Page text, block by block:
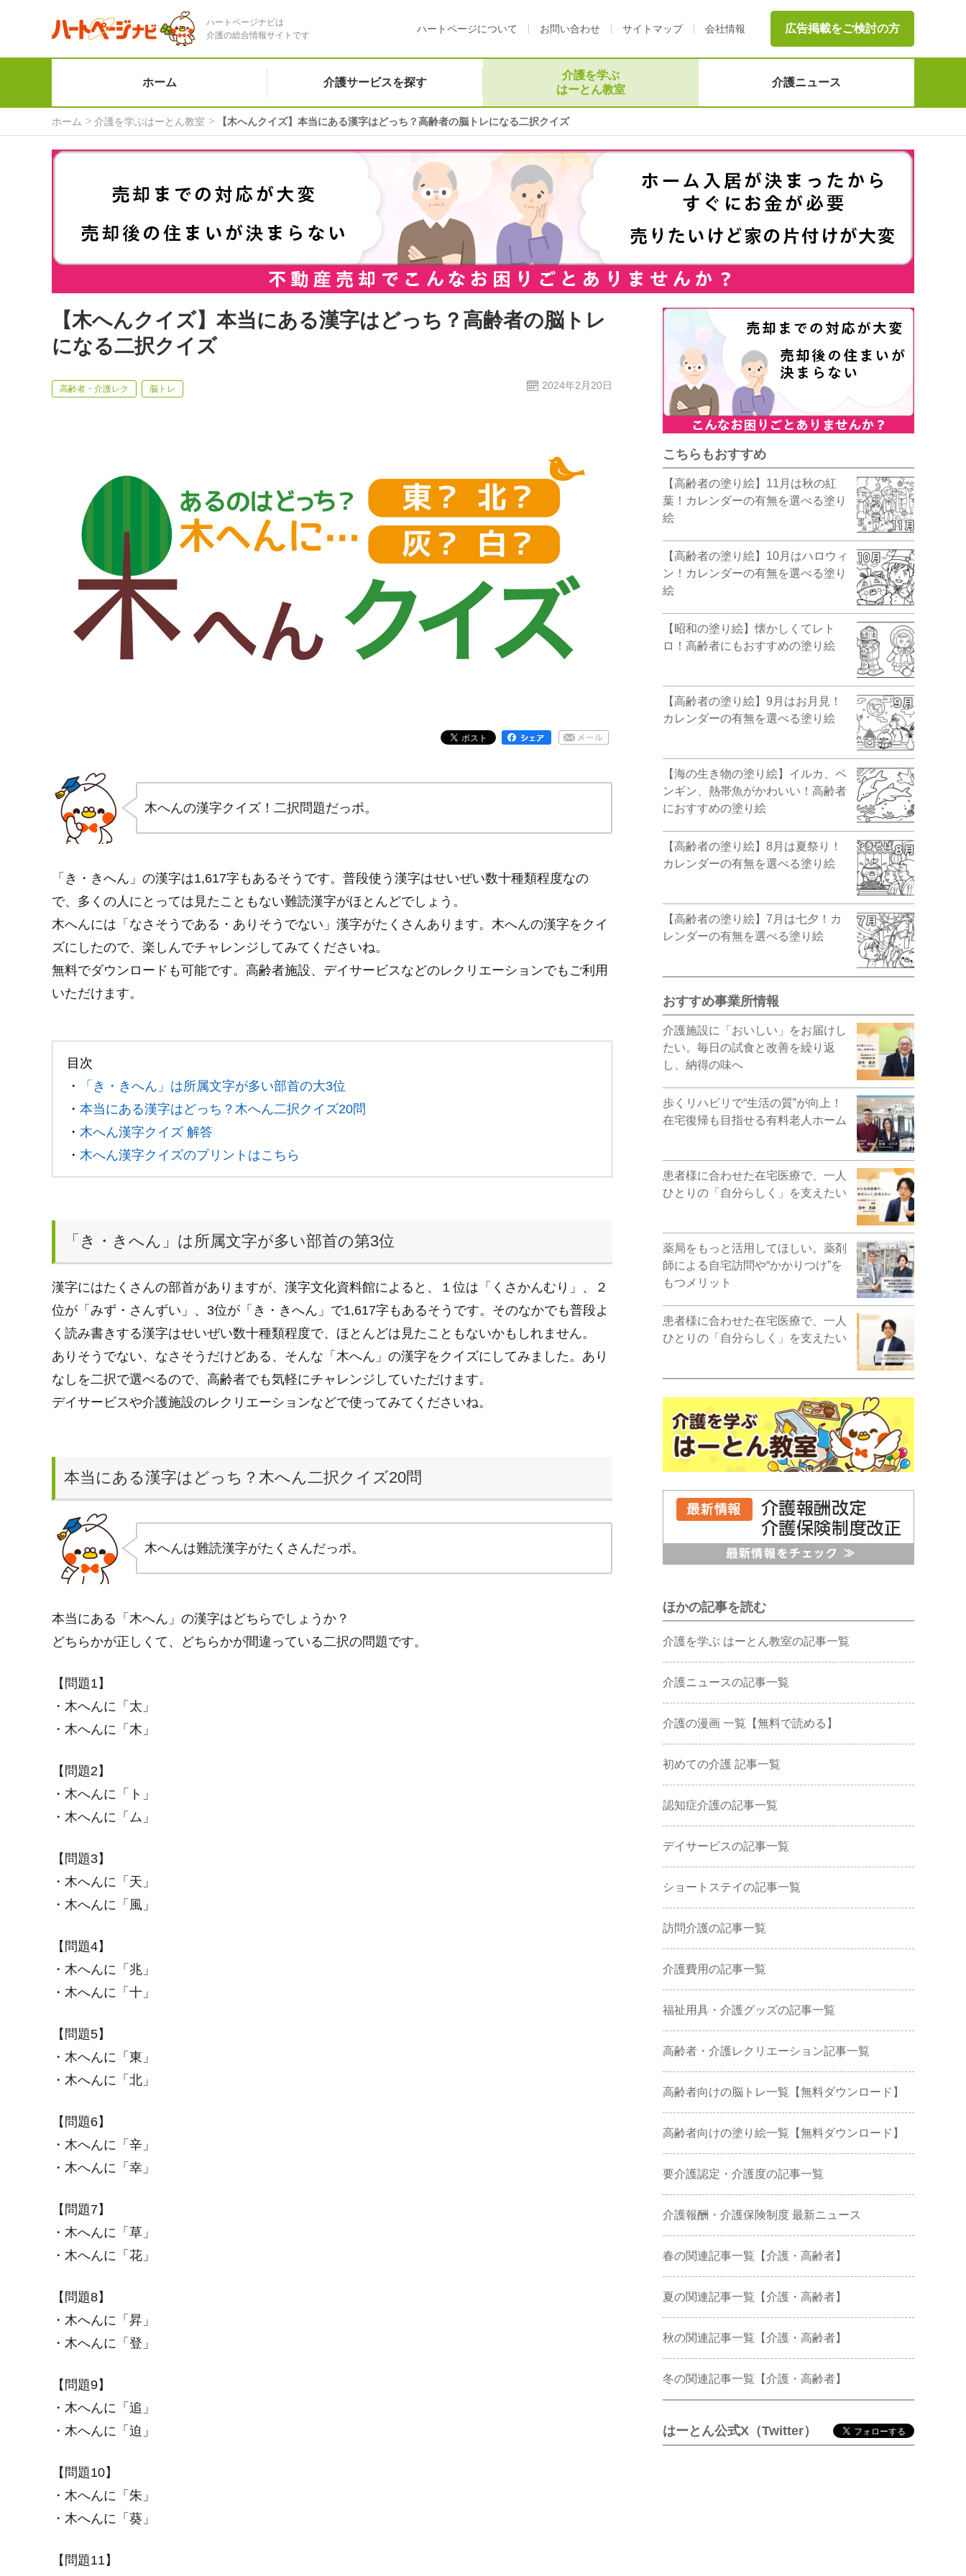
ハートページナビは
介護の総合情報サイトです
ハートページについて お問い合わせ サイトマップ 会社情報 広告掲載をご検討の方
ホーム 介護サービスを探す
介護を学ぶ
はーとん教室
介護ニュース
ホーム 介護を学ぶはーとん教室 【木へんクイズ】本当にある漢字はどっち？高齢者の脳トレになる二択クイズ
【木へんクイズ】本当にある漢字はどっち？高齢者の脳トレ
になる二択クイズ
高齢者・介護レク 脳トレ 2024年2月20日
木へんの漢字クイズ！二択問題だっポ。
「き・きへん」の漢字は1,617字もあるそうです。普段使う漢字はせいぜい数十種類程度なの
で、多くの人にとっては見たこともない難読漢字がほとんどでしょう。
木へんには「なさそうである・ありそうでない」漢字がたくさんあります。木へんの漢字をクイ
ズにしたので、楽しんでチャレンジしてみてくださいね。
無料でダウンロードも可能です。高齢者施設、デイサービスなどのレクリエーションでもご利用
いただけます。
目次
・
「き・きへん」は所属文字が多い部首の大3位
・ 本当にある漢字はどっち？木へん二択クイズ20問
・ 木へん漢字クイズ 解答
・ 木へん漢字クイズのプリントはこちら
「き・きへん」は所属文字が多い部首の第3位
漢字にはたくさんの部首がありますが、漢字文化資料館によると、１位は「くさかんむり」、２
位が「みず・さんずい」、3位が「き・きへん」で1,617字もあるそうです。そのなかでも普段よ
く読み書きする漢字はせいぜい数十種類程度で、ほとんどは見たこともないかもしれません。
ありそうでない、なさそうだけどある、そんな「木へん」の漢字をクイズにしてみました。あり
なしを二択で選べるので、高齢者でも気軽にチャレンジしていただけます。
デイサービスや介護施設のレクリエーションなどで使ってみてくださいね。
本当にある漢字はどっち？木へん二択クイズ20問
木へんは難読漢字がたくさんだっポ。
本当にある「木へん」の漢字はどちらでしょうか？
どちらかが正しくて、どちらかが間違っている二択の問題です。
【問題1】
・木へんに「太」
・木へんに「木」
【問題2】
・木へんに「ト」
・木へんに「ム」
【問題3】
・木へんに「天」
・木へんに「風」
【問題4】
・木へんに「兆」
・木へんに「十」
【問題5】
・木へんに「東」
・木へんに「北」
【問題6】
・木へんに「辛」
・木へんに「幸」
【問題7】
・木へんに「草」
・木へんに「花」
【問題8】
・木へんに「昇」
・木へんに「登」
【問題9】
・木へんに「追」
・木へんに「迫」
【問題10】
・木へんに「朱」
・木へんに「葵」
【問題11】
こちらもおすすめ
【高齢者の塗り絵】11月は秋の紅
葉！カレンダーの有無を選べる塗り
絵
【高齢者の塗り絵】10月はハロウィ
ン！カレンダーの有無を選べる塗り
絵
【昭和の塗り絵】懐かしくてレト
ロ！高齢者にもおすすめの塗り絵
【高齢者の塗り絵】9月はお月見！
カレンダーの有無を選べる塗り絵
【海の生き物の塗り絵】イルカ、ペ
ンギン、熱帯魚がかわいい！高齢者
におすすめの塗り絵
【高齢者の塗り絵】8月は夏祭り！
カレンダーの有無を選べる塗り絵
【高齢者の塗り絵】7月は七夕！カ
レンダーの有無を選べる塗り絵
おすすめ事業所情報
介護施設に「おいしい」をお届けし
たい。毎日の試食と改善を繰り返
し、納得の味へ
歩くリハビリで“生活の質”が向上！
在宅復帰も目指せる有料老人ホーム
患者様に合わせた在宅医療で、一人
ひとりの「自分らしく」を支えたい
薬局をもっと活用してほしい。薬剤
師による自宅訪問や“かかりつけ”を
もつメリット
患者様に合わせた在宅医療で、一人
ひとりの「自分らしく」を支えたい
ほかの記事を読む
介護を学ぶ はーとん教室の記事一覧
介護ニュースの記事一覧
介護の漫画 一覧【無料で読める】
初めての介護 記事一覧
認知症介護の記事一覧
デイサービスの記事一覧
ショートステイの記事一覧
訪問介護の記事一覧
介護費用の記事一覧
福祉用具・介護グッズの記事一覧
高齢者・介護レクリエーション記事一覧
高齢者向けの脳トレ一覧【無料ダウンロード】
高齢者向けの塗り絵一覧【無料ダウンロード】
要介護認定・介護度の記事一覧
介護報酬・介護保険制度 最新ニュース
春の関連記事一覧【介護・高齢者】
夏の関連記事一覧【介護・高齢者】
秋の関連記事一覧【介護・高齢者】
冬の関連記事一覧【介護・高齢者】
はーとん公式X（Twitter）